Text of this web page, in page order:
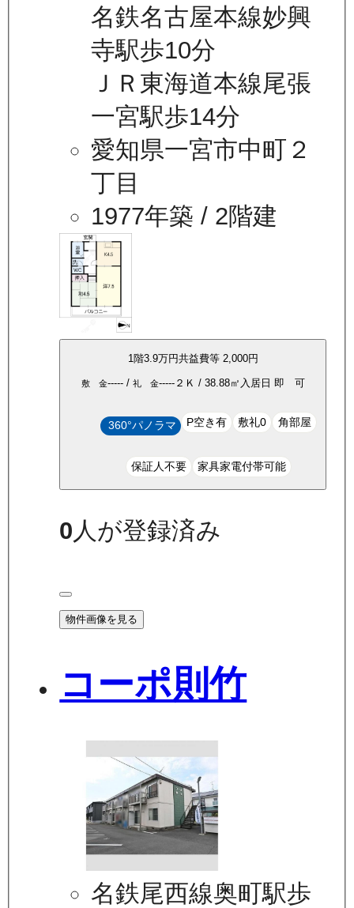
名鉄名古屋本線妙興
寺駅歩10分
ＪＲ東海道本線尾張
一宮駅歩14分
愛知県一宮市中町２
丁目
1977年築 / 2階建
1階3.9万円共益費等 2,000円
敷 金-----/ 礼 金-----２Ｋ / 38.88㎡ 入居日 即 可
360°パノラマ P空き有 敷礼0 角部屋
保証人不要 家具家電付帯可能
0人が登録済み
物件画像を見る
コーポ則竹
名鉄尾西線奥町駅歩